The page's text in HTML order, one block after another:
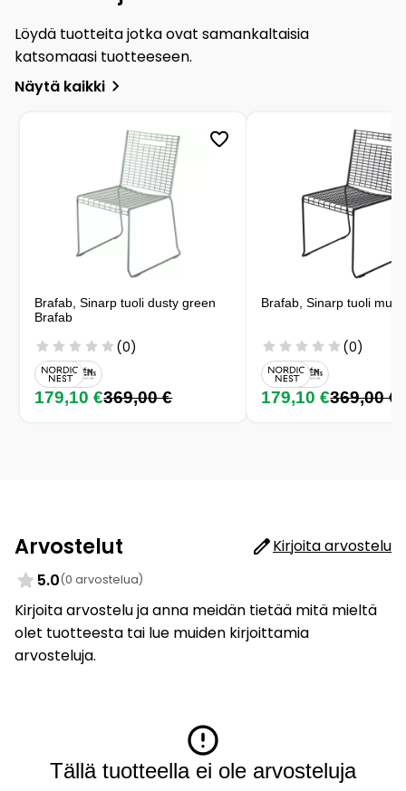
Löydä tuotteita jotka ovat samankaltaisia
katsomaasi tuotteeseen.
Näytä kaikki
Brafab, Sinarp tuoli dusty green
Brafab
(0)
179,10 €369,00 €
Brafab, Sinarp tuoli
(0)
179,10 €369,00 €
Arvostelut
Kirjoita arvostelu
5.0(0 arvostelua)
Kirjoita arvostelu ja anna meidän tietää mitä mieltä
olet tuotteesta tai lue muiden kirjoittamia
arvosteluja.
Tällä tuotteella ei ole arvosteluja